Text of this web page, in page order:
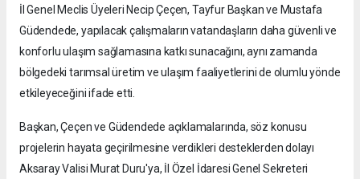
İl Genel Meclis Üyeleri Necip Çeçen, Tayfur Başkan ve Mustafa
Güdendede, yapılacak çalışmaların vatandaşların daha güvenli ve
konforlu ulaşım sağlamasına katkı sunacağını, aynı zamanda
bölgedeki tarımsal üretim ve ulaşım faaliyetlerini de olumlu yönde
etkileyeceğini ifade etti.
Başkan, Çeçen ve Güdendede açıklamalarında, söz konusu
projelerin hayata geçirilmesine verdikleri desteklerden dolayı
Aksaray Valisi Murat Duru'ya, İl Özel İdaresi Genel Sekreteri